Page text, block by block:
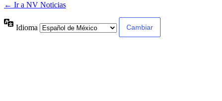
← Ir a NV Noticias
Idioma